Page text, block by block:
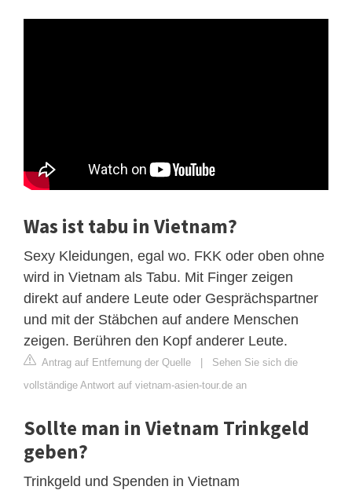
Was ist tabu in Vietnam?
Sexy Kleidungen, egal wo. FKK oder oben ohne
wird in Vietnam als Tabu. Mit Finger zeigen
direkt auf andere Leute oder Gesprächspartner
und mit der Stäbchen auf andere Menschen
zeigen. Berühren den Kopf anderer Leute.
Antrag auf Entfernung der Quelle | Sehen Sie sich die
vollständige Antwort auf vietnam-asien-tour.de an
Sollte man in Vietnam Trinkgeld
geben?
Trinkgeld und Spenden in Vietnam